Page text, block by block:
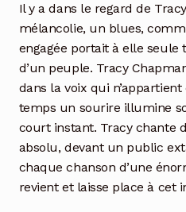
Il y a dans le regard de
mélancolie, un blues,
engagée portait à elle seule
d’un peuple. Tracy
dans la voix qui n’appartient
temps un sourire illumine
court instant. Tracy chante
absolu, devant un public
chaque chanson d’une
revient et laisse place à cet